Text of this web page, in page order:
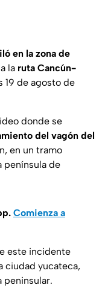
en la zona de
la ruta Cancún-
19 de agosto de
donde se
del vagón del
en un tramo
península de
Comienza a
este incidente
ciudad yucateca,
peninsular.